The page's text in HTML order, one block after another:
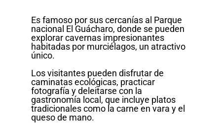
Es famoso por sus cercanías al Parque
nacional El Guácharo, donde se pueden
explorar cavernas impresionantes
habitadas por murciélagos, un atractivo
único.
Los visitantes pueden disfrutar de
caminatas ecológicas, practicar
fotografía y deleitarse con la
gastronomía local, que incluye platos
tradicionales como la carne en vara y el
queso de mano.